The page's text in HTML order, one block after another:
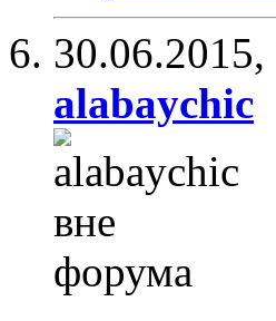
30.06.2015,
alabaychic